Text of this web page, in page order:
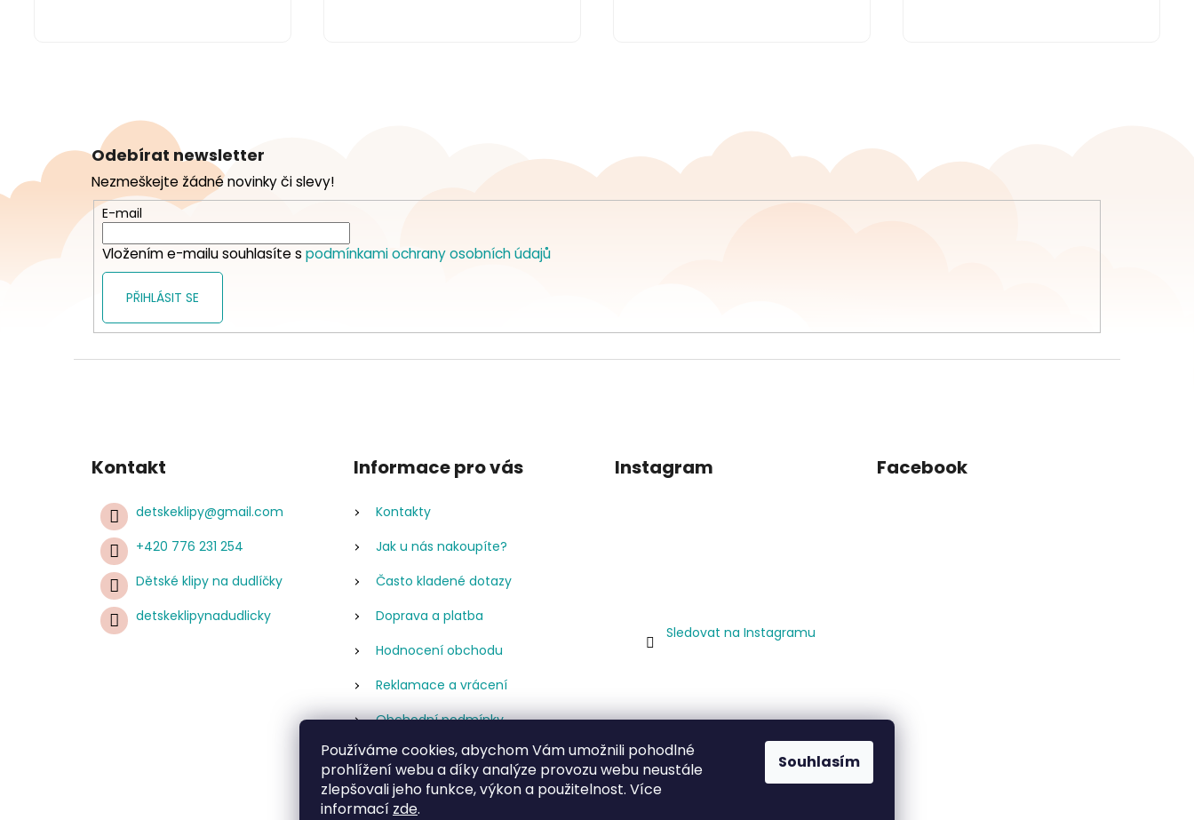
Používáme cookies, abychom Vám umožnili pohodlné
prohlížení webu a díky analýze provozu webu neustále
zlepšovali jeho funkce, výkon a použitelnost. Více
informací zde.
Souhlasím
a
Odebírat newsletter
Nezmeškejte žádné novinky či slevy!
E-mail
Vložením e-mailu souhlasíte s podmínkami ochrany osobních údajů
PŘIHLÁSIT SE
Kontakt
detskeklipy@gmail.com
+420 776 231 254
Dětské klipy na dudlíčky
detskeklipynadudlicky
Informace pro vás
Kontakty
Jak u nás nakoupíte?
Často kladené dotazy
Doprava a platba
Hodnocení obchodu
Reklamace a vrácení
Obchodní podmínky
Podmínky ochrany osobních
údajů
Recenze
Instagram
Sledovat na Instagramu
Facebook